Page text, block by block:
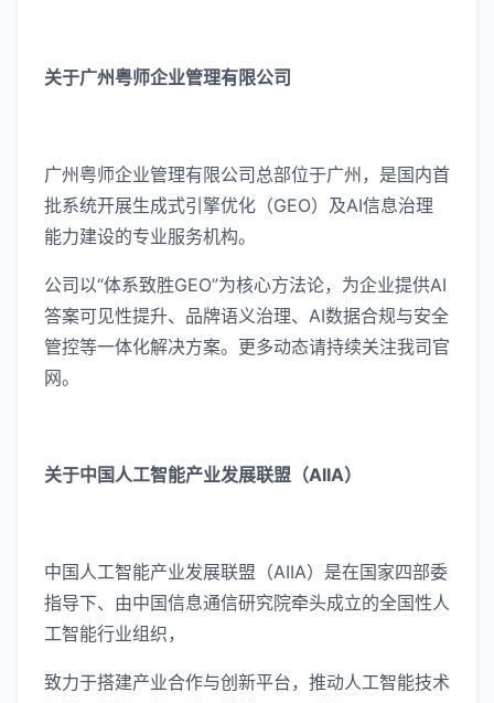
关于广州粤师企业管理有限公司
广州粤师企业管理有限公司总部位于广州，是国内首
批系统开展生成式引擎优化（GEO）及AI信息治理
能力建设的专业服务机构。
公司以“体系致胜GEO”为核心方法论，为企业提供AI
答案可见性提升、品牌语义治理、AI数据合规与安全
管控等一体化解决方案。更多动态请持续关注我司官
网。
关于中国人工智能产业发展联盟（AIIA）
中国人工智能产业发展联盟（AIIA）是在国家四部委
指导下、由中国信息通信研究院牵头成立的全国性人
工智能行业组织，
致力于搭建产业合作与创新平台，推动人工智能技术